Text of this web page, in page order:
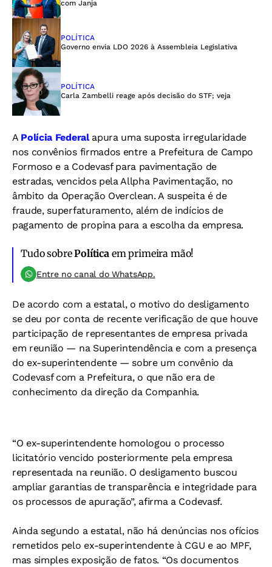
com Janja
POLÍTICA
Governo envia LDO 2026 à Assembleia Legislativa
POLÍTICA
Carla Zambelli reage após decisão do STF; veja
A Polícia Federalapura uma suposta irregularidade
nos convênios firmados entre a Prefeitura de Campo
Formoso e a Codevasf para pavimentação de
estradas, vencidos pela Allpha Pavimentação, no
âmbito da Operação Overclean. A suspeita é de
fraude, superfaturamento, além de indícios de
pagamento de propina para a escolha da empresa.
Tudo sobrePolíticaem primeira mão!
Entre no canal do WhatsApp.
De acordo com a estatal, o motivo do desligamento
se deu por conta de recente verificação de que houve
participação de representantes de empresa privada
em reunião — na Superintendência e com a presença
do ex-superintendente — sobre um convênio da
Codevasf com a Prefeitura, o que não era de
conhecimento da direção da Companhia.
“O ex-superintendente homologou o processo
licitatório vencido posteriormente pela empresa
representada na reunião. O desligamento buscou
ampliar garantias de transparência e integridade para
os processos de apuração”, afirma a Codevasf.
Ainda segundo a estatal, não há denúncias nos ofícios
remetidos pelo ex-superintendente à CGU e ao MPF,
mas simples exposição de fatos. “Os documentos